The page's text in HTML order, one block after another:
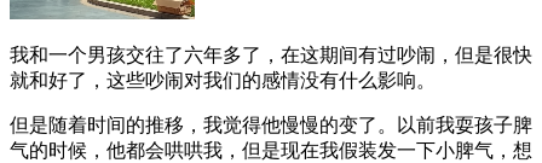
我和一个男孩交往了六年多了，在这期间有过吵闹，但是很快
就和好了，这些吵闹对我们的感情没有什么影响。
但是随着时间的推移，我觉得他慢慢的变了。以前我耍孩子脾
气的时候，他都会哄哄我，但是现在我假装发一下小脾气，想